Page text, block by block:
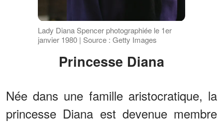
Lady Diana Spencer photographiée le 1er
janvier 1980 | Source : Getty Images
Princesse Diana
Née dans une famille aristocratique, la
princesse Diana est devenue membre